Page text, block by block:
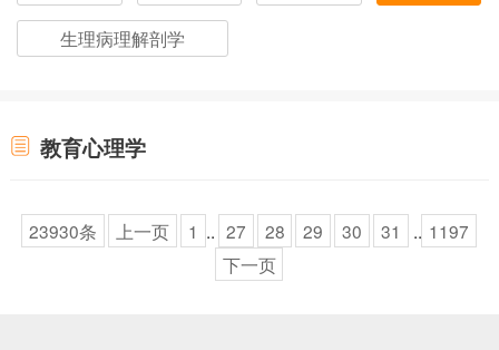
生理病理解剖学
教育心理学
23930条 上一页 1 .. 27 28 29 30 31 .. 1197
下一页